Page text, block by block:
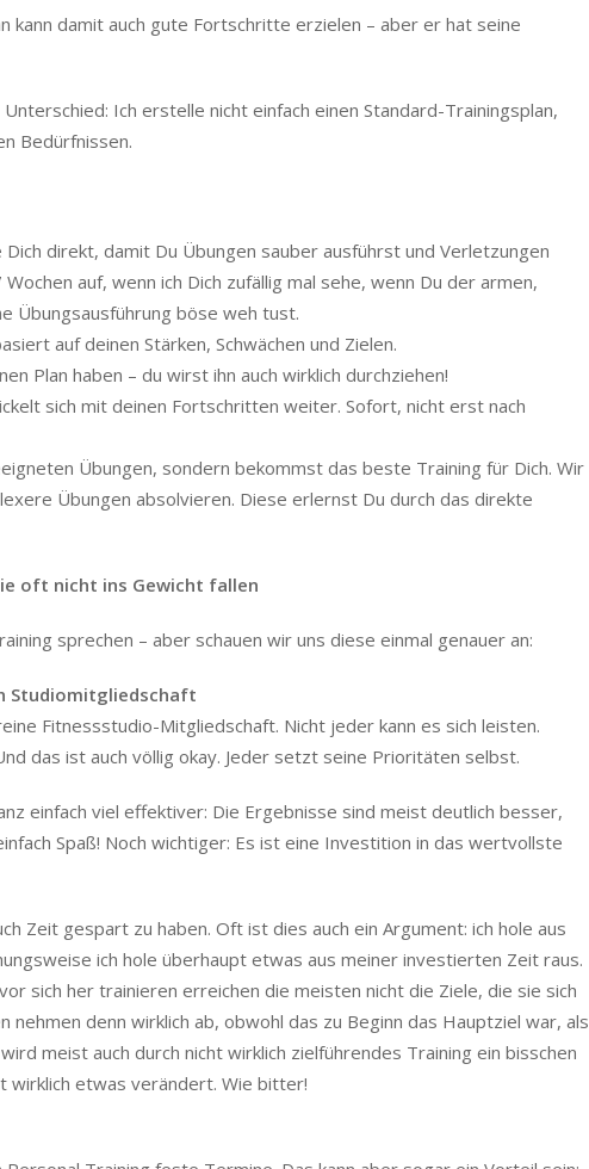
kann damit auch gute Fortschritte erzielen – aber er hat seine
Ich erstelle nicht einfach einen Standard-Trainingsplan,
Bedürfnissen.
Dich direkt, damit Du Übungen sauber ausführst und Verletzungen
auf, wenn ich Dich zufällig mal sehe, wenn Du der armen,
Übungsausführung böse weh tust.
auf deinen Stärken, Schwächen und Zielen.
Plan haben – du wirst ihn auch wirklich durchziehen!
sich mit deinen Fortschritten weiter. Sofort, nicht erst nach
Übungen, sondern bekommst das beste Training für Dich. Wir
Übungen absolvieren. Diese erlernst Du durch das direkte
oft nicht ins Gewicht fallen
sprechen – aber schauen wir uns diese einmal genauer an:
Studiomitgliedschaft
Fitnessstudio-Mitgliedschaft. Nicht jeder kann es sich leisten.
das ist auch völlig okay. Jeder setzt seine Prioritäten selbst.
einfach viel effektiver: Die Ergebnisse sind meist deutlich besser,
Spaß! Noch wichtiger: Es ist eine Investition in das wertvollste
Zeit gespart zu haben. Oft ist dies auch ein Argument: ich hole aus
ich hole überhaupt etwas aus meiner investierten Zeit raus.
sich her trainieren erreichen die meisten nicht die Ziele, die sie sich
denn wirklich ab, obwohl das zu Beginn das Hauptziel war, als
meist auch durch nicht wirklich zielführendes Training ein bisschen
wirklich etwas verändert. Wie bitter!